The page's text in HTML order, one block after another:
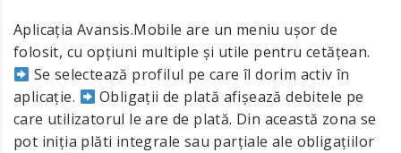
Aplicația Avansis.Mobile are un meniu ușor de
folosit, cu opțiuni multiple și utile pentru cetățean.
Se selectează profilul pe care îl dorim activ în
aplicație.
Obligații de plată afișează debitele pe
care utilizatorul le are de plată. Din această zona se
pot iniția plăti integrale sau parțiale ale obligațiilor